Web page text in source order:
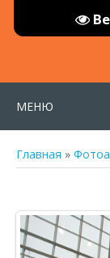
МЕНЮ
Главная »